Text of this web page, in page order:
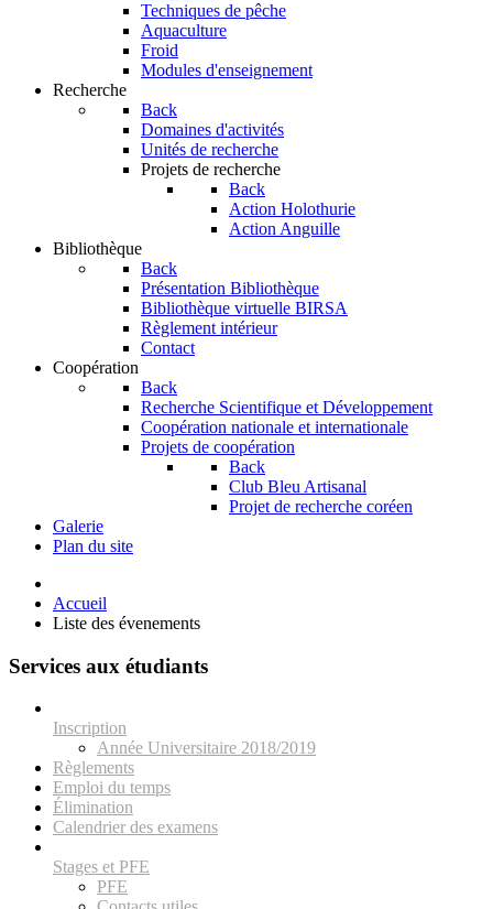
Techniques de pêche
Aquaculture
Froid
Modules d'enseignement
Recherche
Back
Domaines d'activités
Unités de recherche
Projets de recherche
Back
Action Holothurie
Action Anguille
Bibliothèque
Back
Présentation Bibliothèque
Bibliothèque virtuelle BIRSA
Règlement intérieur
Contact
Coopération
Back
Recherche Scientifique et Développement
Coopération nationale et internationale
Projets de coopération
Back
Club Bleu Artisanal
Projet de recherche coréen
Galerie
Plan du site
Accueil
Liste des évenements
Services aux étudiants
Inscription
Année Universitaire 2018/2019
Règlements
Emploi du temps
Élimination
Calendrier des examens
Stages et PFE
PFE